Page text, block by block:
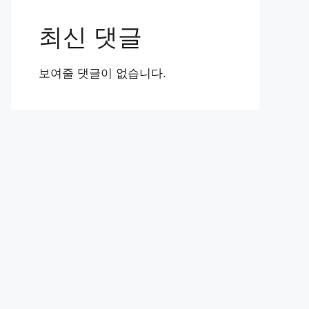
최신 댓글
보여줄 댓글이 없습니다.